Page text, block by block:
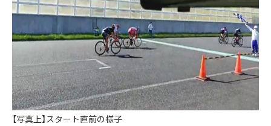
【写真上】スタート直前の様子